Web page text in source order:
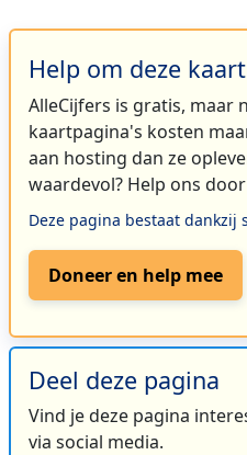
Help om deze
AlleCijfers is gratis, maar
kaartpagina's kosten
aan hosting dan ze
waardevol? Help ons
Deze pagina bestaat dankzij
Doneer en help mee
Deel deze pagina
Vind je deze pagina
via social media.